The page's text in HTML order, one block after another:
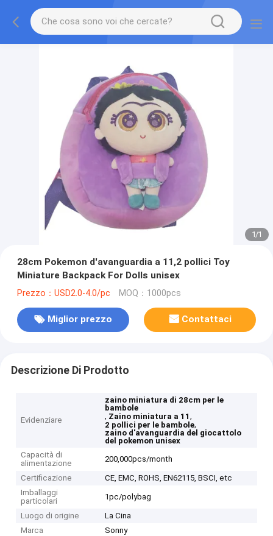
1/1
28cm Pokemon d'avanguardia a 11,2 pollici Toy
Miniature Backpack For Dolls unisex
Prezzo：USD2.0-4.0/pc MOQ：1000pcs
Miglior prezzo Contattaci
Descrizione Di Prodotto
Evidenziare
zaino miniatura di 28cm per le
bambole
, Zaino miniatura a 11,
2 pollici per le bambole,
zaino d'avanguardia del giocattolo
del pokemon unisex
Capacità di
alimentazione
200,000pcs/month
Certificazione
CE, EMC, ROHS, EN62115, BSCI, etc
Imballaggi
particolari
1pc/polybag
Luogo di origine
La Cina
Marca
Sonny